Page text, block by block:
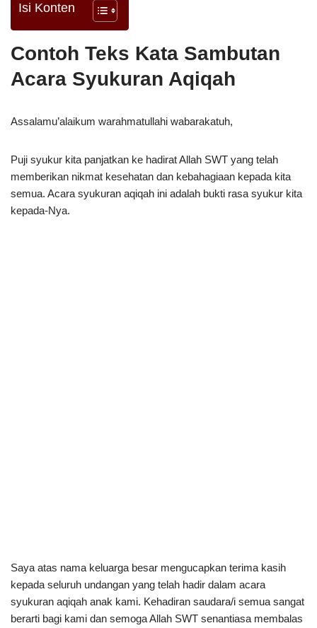
Isi Konten
Contoh Teks Kata Sambutan
Acara Syukuran Aqiqah
Assalamu’alaikum warahmatullahi wabarakatuh,
Puji syukur kita panjatkan ke hadirat Allah SWT yang telah
memberikan nikmat kesehatan dan kebahagiaan kepada kita
semua. Acara syukuran aqiqah ini adalah bukti rasa syukur kita
kepada-Nya.
Saya atas nama keluarga besar mengucapkan terima kasih
kepada seluruh undangan yang telah hadir dalam acara
syukuran aqiqah anak kami. Kehadiran saudara/i semua sangat
berarti bagi kami dan semoga Allah SWT senantiasa membalas